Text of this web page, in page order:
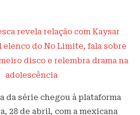
revela relação com Kaysar
elenco do No Limite, fala sobre
disco e relembra drama na
adolescência
da série chegou à plataforma
28 de abril, com a mexicana